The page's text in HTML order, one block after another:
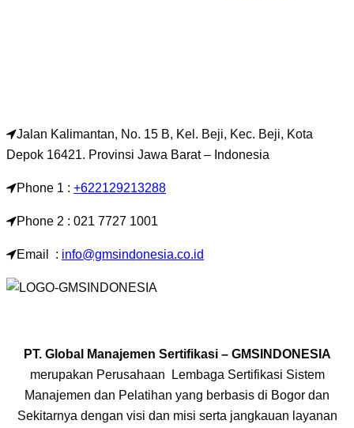
Jalan Kalimantan, No. 15 B, Kel. Beji, Kec. Beji, Kota
Depok 16421. Provinsi Jawa Barat – Indonesia
Phone 1 : +622129213288
Phone 2 : 021 7727 1001
Email : info@gmsindonesia.co.id
PT. Global Manajemen Sertifikasi – GMSINDONESIA
merupakan Perusahaan Lembaga Sertifikasi Sistem
Manajemen dan Pelatihan yang berbasis di Bogor dan
Sekitarnya dengan visi dan misi serta jangkauan layanan